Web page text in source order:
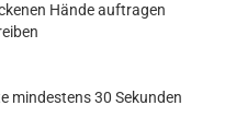
Hände auftragen
mindestens 30 Sekunden